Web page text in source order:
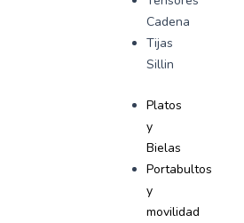
Cadena
Tijas
Sillin
Platos
y
Bielas
Portabultos
y
movilidad